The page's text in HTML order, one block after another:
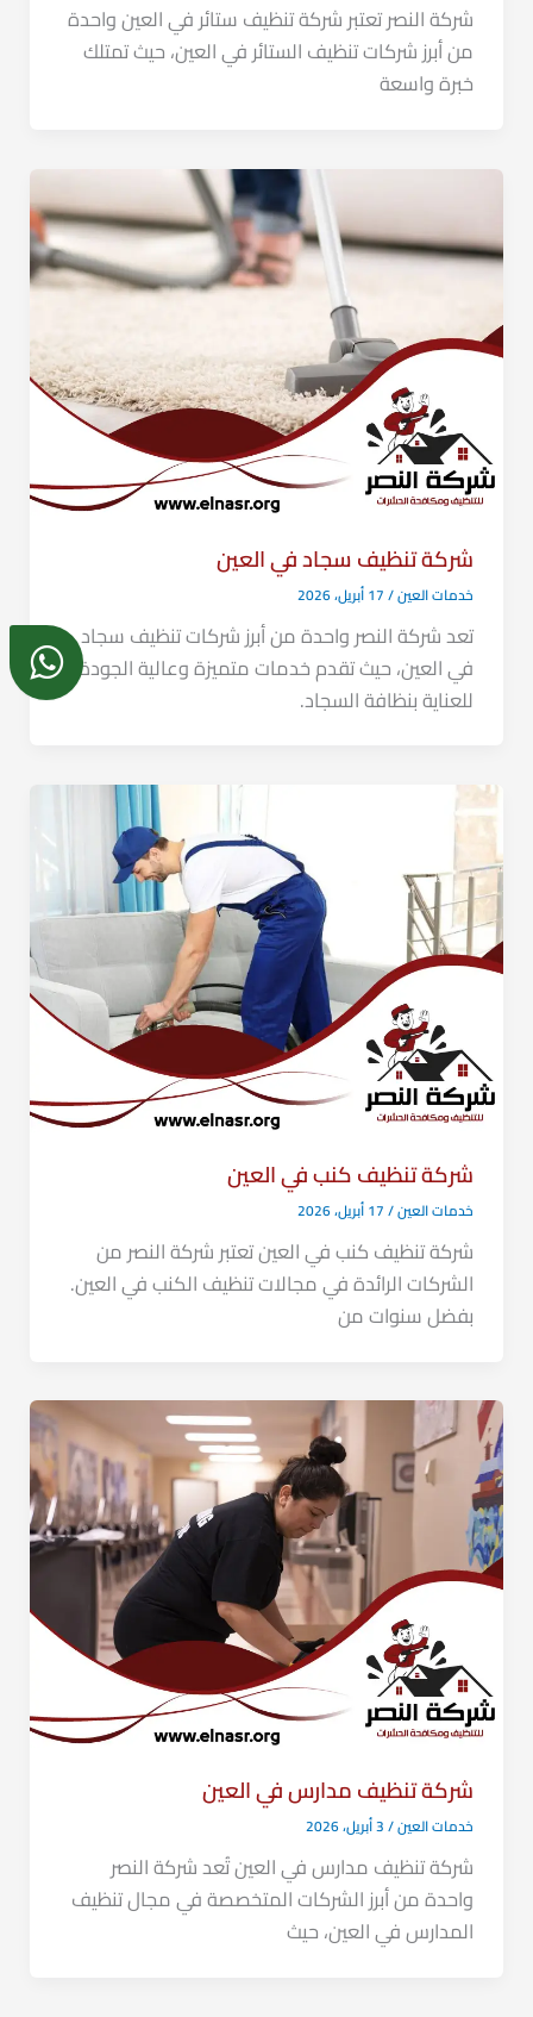
شركة النصر تعتبر شركة تنظيف ستائر في العين واحدة
من أبرز شركات تنظيف الستائر في العين، حيث تمتلك
خبرة واسعة
شركة تنظيف سجاد في العين
خدمات العين/17 أبريل، 2026
تعد شركة النصر واحدة من أبرز شركات تنظيف سجاد
في العين، حيث تقدم خدمات متميزة وعالية الجودة
للعناية بنظافة السجاد.
شركة تنظيف كنب في العين
خدمات العين/17 أبريل، 2026
شركة تنظيف كنب في العين تعتبر شركة النصر من
الشركات الرائدة في مجالات تنظيف الكنب في العين.
بفضل سنوات من
شركة تنظيف مدارس في العين
خدمات العين/3 أبريل، 2026
شركة تنظيف مدارس في العين تُعد شركة النصر
واحدة من أبرز الشركات المتخصصة في مجال تنظيف
المدارس في العين، حيث